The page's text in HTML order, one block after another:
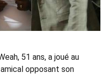
51 ans, a joué au
opposant son